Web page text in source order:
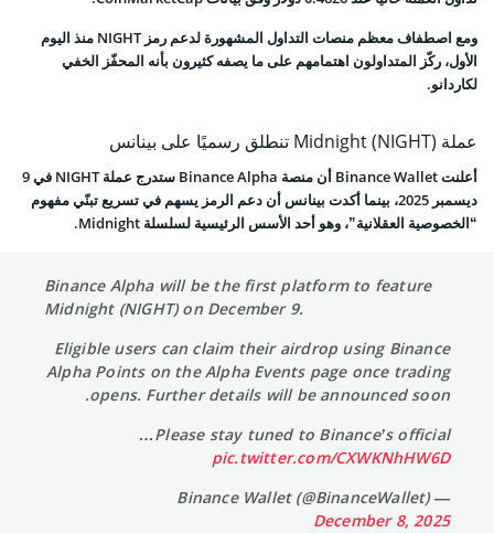
ومع اصطفاف معظم منصات التداول المشهورة لدعم رمز NIGHT منذ اليوم
الأول، ركّز المتداولون اهتمامهم على ما يصفه كثيرون بأنه المحفّز الخفي
لكاردانو.
عملة Midnight (NIGHT) تنطلق رسميًا على بينانس
أعلنت Binance Wallet أن منصة Binance Alpha ستدرج عملة NIGHT في 9
ديسمبر 2025، بينما أكدت بينانس أن دعم الرمز يسهم في تسريع تبنّي مفهوم
“الخصوصية العقلانية”، وهو أحد الأسس الرئيسية لسلسلة Midnight.
Binance Alpha will be the first platform to feature
Midnight (NIGHT) on December 9.
Eligible users can claim their airdrop using Binance
Alpha Points on the Alpha Events page once trading
opens. Further details will be announced soon.
Please stay tuned to Binance’s official…
pic.twitter.com/CXWKNhHW6D
— Binance Wallet (@BinanceWallet)
December 8, 2025